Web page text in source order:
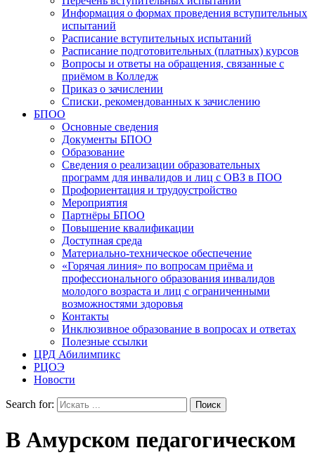
Информация о формах проведения вступительных
испытаний
Расписание вступительных испытаний
Расписание подготовительных (платных) курсов
Вопросы и ответы на обращения, связанные с
приёмом в Колледж
Приказ о зачислении
Списки, рекомендованных к зачислению
БПОО
Основные сведения
Документы БПОО
Образование
Сведения о реализации образовательных
программ для инвалидов и лиц с ОВЗ в ПОО
Профориентация и трудоустройство
Мероприятия
Партнёры БПОО
Повышение квалификации
Доступная среда
Материально-техническое обеспечение
«Горячая линия» по вопросам приёма и
профессионального образования инвалидов
молодого возраста и лиц с ограниченными
возможностями здоровья
Контакты
Инклюзивное образование в вопросах и ответах
Полезные ссылки
ЦРД Абилимпикс
РЦОЭ
Новости
Search for:
В Амурском педагогическом